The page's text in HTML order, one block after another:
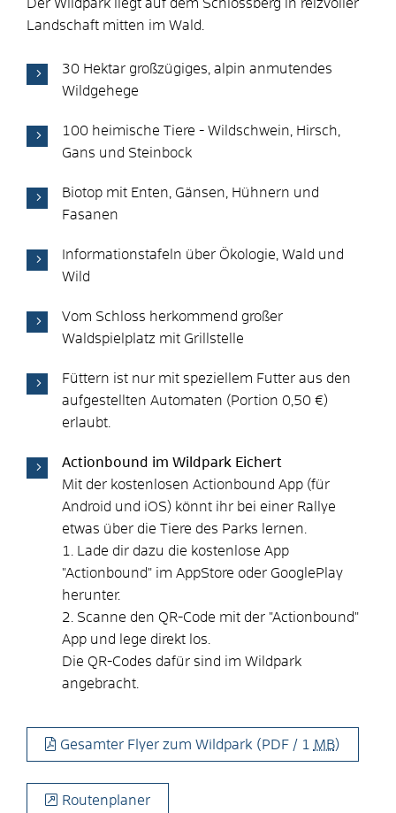
Der Wildpark liegt auf dem Schlossberg in reizvoller
Landschaft mitten im Wald.
30 Hektar großzügiges, alpin anmutendes
Wildgehege
100 heimische Tiere - Wildschwein, Hirsch,
Gans und Steinbock
Biotop mit Enten, Gänsen, Hühnern und
Fasanen
Informationstafeln über Ökologie, Wald und
Wild
Vom Schloss herkommend großer
Waldspielplatz mit Grillstelle
Füttern ist nur mit speziellem Futter aus den
aufgestellten Automaten (Portion 0,50 €)
erlaubt.
Actionbound im Wildpark Eichert
Mit der kostenlosen Actionbound App (für
Android und iOS) könnt ihr bei einer Rallye
etwas über die Tiere des Parks lernen.
1. Lade dir dazu die kostenlose App
"Actionbound" im AppStore oder GooglePlay
herunter.
2. Scanne den QR-Code mit der "Actionbound"
App und lege direkt los.
Die QR-Codes dafür sind im Wildpark
angebracht.
Gesamter Flyer zum Wildpark (PDF / 1 MB)
Routenplaner